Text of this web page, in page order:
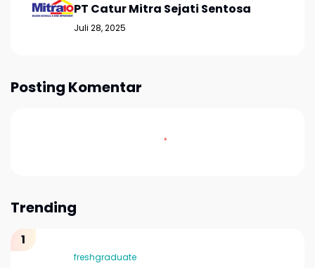
PT Catur Mitra Sejati Sentosa
Juli 28, 2025
Posting Komentar
Trending
freshgraduate